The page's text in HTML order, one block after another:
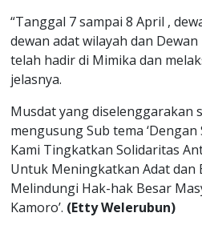
“Tanggal 7 sampai 8 April ,
dewan adat wilayah dan
telah hadir di Mimika dan
jelasnya.
Musdat yang diselenggarakan
mengusung Sub tema
Kami Tingkatkan Solidaritas
Untuk Meningkatkan Adat dan
Melindungi Hak-hak Besar
Kamoro’. (Etty Welerubun)